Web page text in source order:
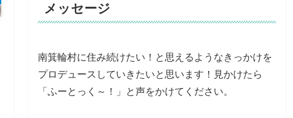
メッセージ
南箕輪村に住み続けたい！と思えるようなきっかけを
プロデュースしていきたいと思います！見かけたら
「ふーとっく～！」と声をかけてください。